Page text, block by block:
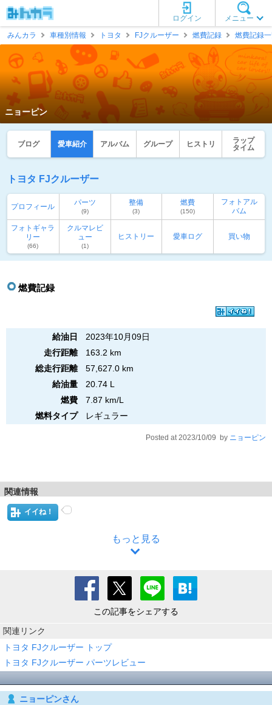
メニュー
ログイン
みんカラ
車種別情報 トヨタ FJクルーザー 燃費記録 燃費記録
ニョーピン
ブログ 愛車紹介 アルバム グループ ヒストリ
ラップ
タイム
トヨタ FJクルーザー
プロフィール パーツ
(9)
整備
(3)
燃費
(150)
フォトアル
バム
フォトギャラ
リー
(66)
クルマレビ
ュー
(1)
ヒストリー 愛車ログ 買い物
燃費記録
給油日
2023年10月09日
走行距離
163.2 km
総走行距離
57,627.0 km
給油量
20.74 L
燃費
7.87 km/L
燃料タイプ
レギュラー
Posted at 2023/10/09 by ニョーピン
関連情報
イイね！
もっと見る
この記事をシェアする
関連リンク
トヨタ FJクルーザー トップ
トヨタ FJクルーザー パーツレビュー
ニョーピンさん